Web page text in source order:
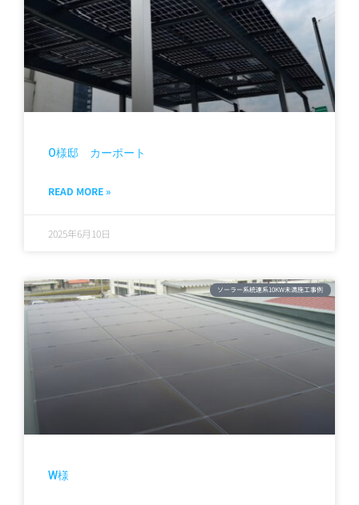
O様邸 カーポート
READ MORE »
2025年6月10日
ソーラー系統連系10KW未満施工事例
W様